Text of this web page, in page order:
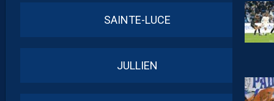
SAINTE-LUCE
JULLIEN